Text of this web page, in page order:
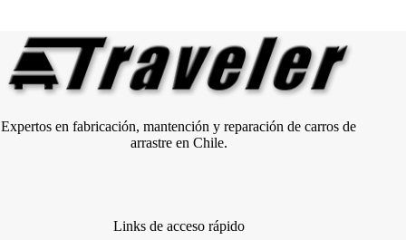
Expertos en fabricación, mantención y reparación de carros de
arrastre en Chile.
Links de acceso rápido